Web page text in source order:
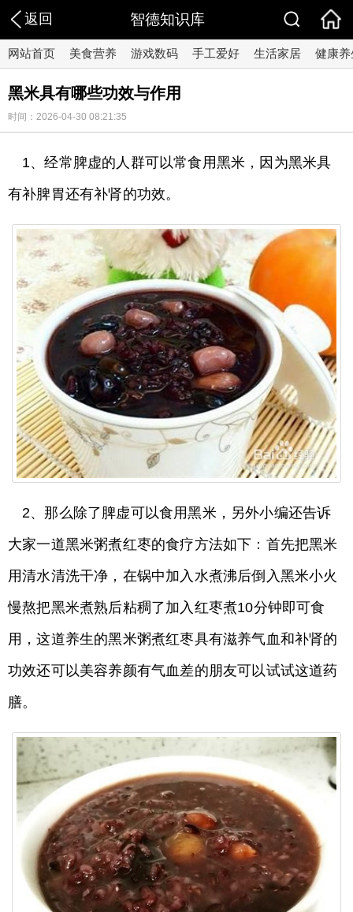
返回 智德知识库
网站首页 美食营养 游戏数码 手工爱好 生活家居 健康养
黑米具有哪些功效与作用
时间：2026-04-30 08:21:35
1、经常脾虚的人群可以常食用黑米，因为黑米具
有补脾胃还有补肾的功效。
2、那么除了脾虚可以食用黑米，另外小编还告诉
大家一道黑米粥煮红枣的食疗方法如下：首先把黑米
用清水清洗干净，在锅中加入水煮沸后倒入黑米小火
慢熬把黑米煮熟后粘稠了加入红枣煮10分钟即可食
用，这道养生的黑米粥煮红枣具有滋养气血和补肾的
功效还可以美容养颜有气血差的朋友可以试试这道药
膳。